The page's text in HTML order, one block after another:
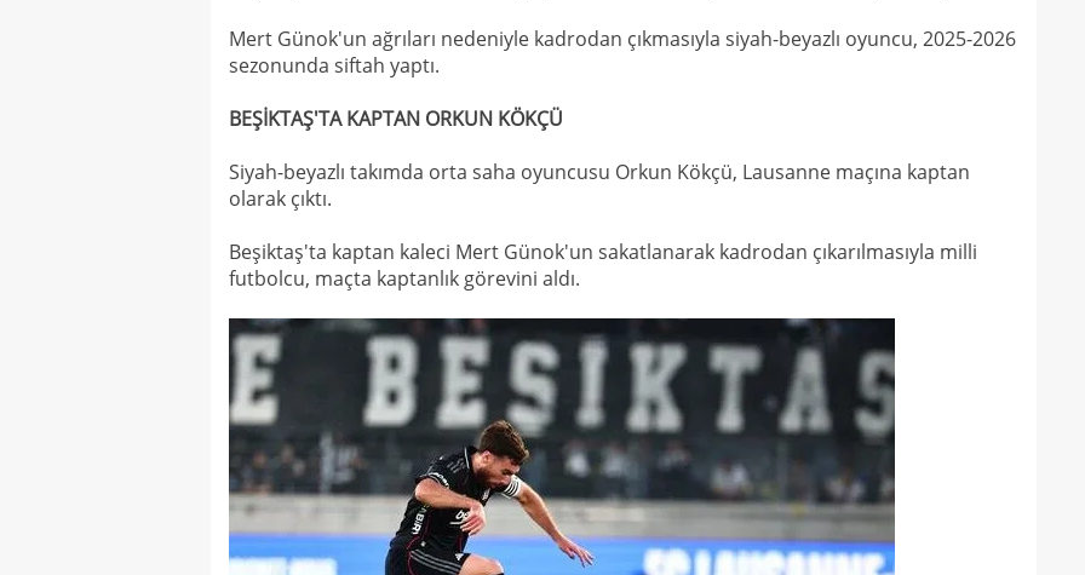
Mert Günok'un ağrıları nedeniyle kadrodan çıkmasıyla siyah-beyazlı oyuncu, 2025-2026
sezonunda siftah yaptı.
BEŞİKTAŞ'TA KAPTAN ORKUN KÖKÇÜ
Siyah-beyazlı takımda orta saha oyuncusu Orkun Kökçü, Lausanne maçına kaptan
olarak çıktı.
Beşiktaş'ta kaptan kaleci Mert Günok'un sakatlanarak kadrodan çıkarılmasıyla milli
futbolcu, maçta kaptanlık görevini aldı.